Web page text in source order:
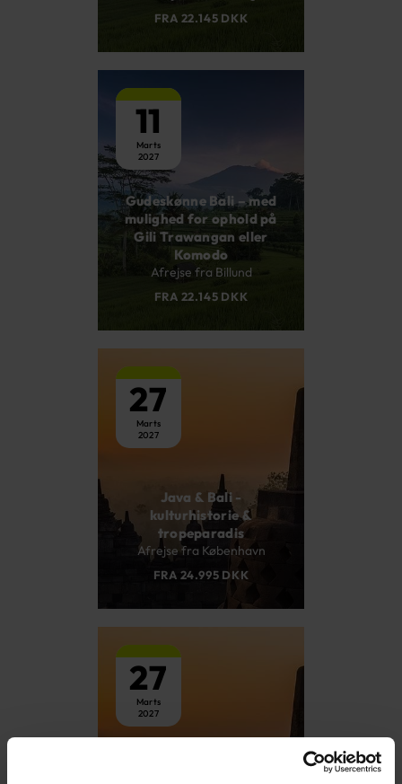
FRA 22.145 DKK
11
Marts
2027
Gudeskønne Bali – med
mulighed for ophold på
Gili Trawangan eller
Komodo
Afrejse fra Billund
FRA 22.145 DKK
27
Marts
2027
Java & Bali -
kulturhistorie &
tropeparadis
Afrejse fra København
FRA 24.995 DKK
27
Marts
2027